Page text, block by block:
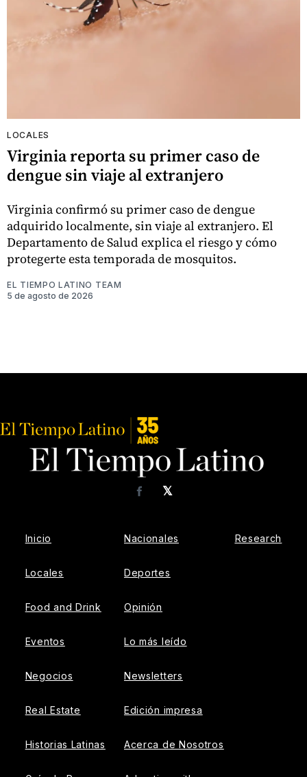
LOCALES
Virginia reporta su primer caso de
dengue sin viaje al extranjero
Virginia confirmó su primer caso de dengue
adquirido localmente, sin viaje al extranjero. El
Departamento de Salud explica el riesgo y cómo
protegerte esta temporada de mosquitos.
EL TIEMPO LATINO TEAM
5 de agosto de 2026
𝕏
Facebook
Inicio
Locales
Food and Drink
Eventos
Negocios
Real Estate
Historias Latinas
Nacionales
Deportes
Opinión
Lo más leído
Newsletters
Edición impresa
Acerca de Nosotros
Research